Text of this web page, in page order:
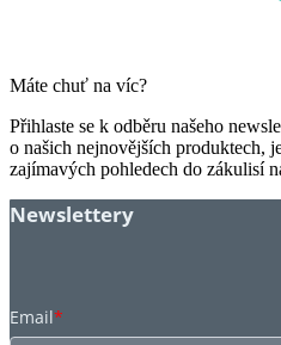
Máte chuť na víc?
Přihlaste se k odběru našeho
o našich nejnovějších produktech,
zajímavých pohledech do zákulisí
Newslettery
Email*